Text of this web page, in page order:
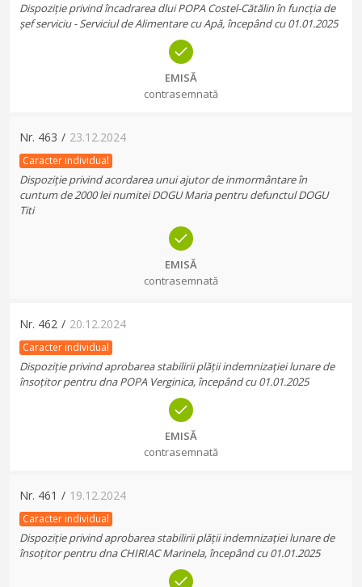
Dispoziție privind încadrarea dlui POPA Costel-Cătălin în funcția de
șef serviciu - Serviciul de Alimentare cu Apă, începând cu 01.01.2025
EMISĂ
contrasemnată
Nr. 463 / 23.12.2024
Caracter individual
Dispoziție privind acordarea unui ajutor de inmormântare în
cuntum de 2000 lei numitei DOGU Maria pentru defunctul DOGU
Titi
EMISĂ
contrasemnată
Nr. 462 / 20.12.2024
Caracter individual
Dispoziție privind aprobarea stabilirii plății indemnizației lunare de
însoțitor pentru dna POPA Verginica, începând cu 01.01.2025
EMISĂ
contrasemnată
Nr. 461 / 19.12.2024
Caracter individual
Dispoziție privind aprobarea stabilirii plății indemnizației lunare de
însoțitor pentru dna CHIRIAC Marinela, începând cu 01.01.2025